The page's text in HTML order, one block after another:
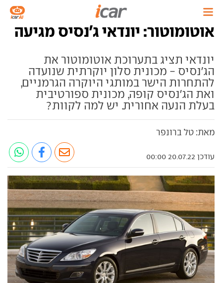
אוטומוטור: יונדאי ג'נסיס מגיעה
יונדאי תציג בתערוכת אוטומוטור את
הג'נסיס - מכונית סלון יוקרתית שנועדה
להתחרות הישר במותגי היוקרה הגרמניים,
ואת הג'נסיס קופה, מכונית ספורטיבית
בעלת הנעה אחורית. יש למה לקוות?
מאת: טל ברונפר
עודכן 20.07.22 00:00